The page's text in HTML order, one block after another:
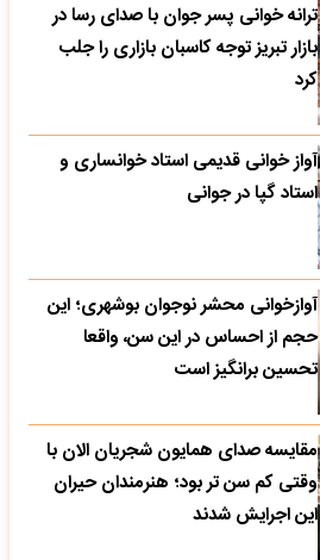
ترانه خوانی پسر جوان با صدای رسا در
بازار تبریز توجه کاسبان بازاری را جلب
کرد
آواز خوانی قدیمی استاد خوانساری و
استاد گپا در جوانی
آوازخوانی محشر نوجوان بوشهری؛ این
حجم از احساس در این سن، واقعا
تحسین‌ برانگیز است
مقایسه صدای همایون شجریان الان با
وقتی کم سن تر بود؛ هنرمندان حیران
این اجرایش شدند